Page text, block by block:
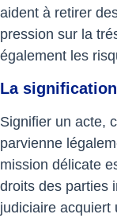
aident à retirer
pression sur la
également les
La signification
Signifier un acte,
parvienne
mission délicate
droits des parties
judiciaire acquiert